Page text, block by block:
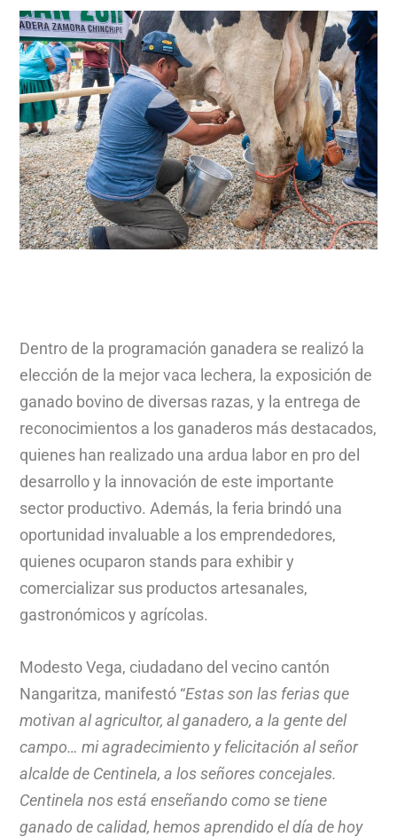
Dentro de la programación ganadera se realizó la
elección de la mejor vaca lechera, la exposición de
ganado bovino de diversas razas, y la entrega de
reconocimientos a los ganaderos más destacados,
quienes han realizado una ardua labor en pro del
desarrollo y la innovación de este importante
sector productivo. Además, la feria brindó una
oportunidad invaluable a los emprendedores,
quienes ocuparon stands para exhibir y
comercializar sus productos artesanales,
gastronómicos y agrícolas.
Modesto Vega, ciudadano del vecino cantón
Nangaritza, manifestó “Estas son las ferias que
motivan al agricultor, al ganadero, a la gente del
campo… mi agradecimiento y felicitación al señor
alcalde de Centinela, a los señores concejales.
Centinela nos está enseñando como se tiene
ganado de calidad, hemos aprendido el día de hoy